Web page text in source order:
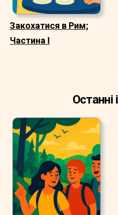
Закохатися в Рим;
Частина I
Останні